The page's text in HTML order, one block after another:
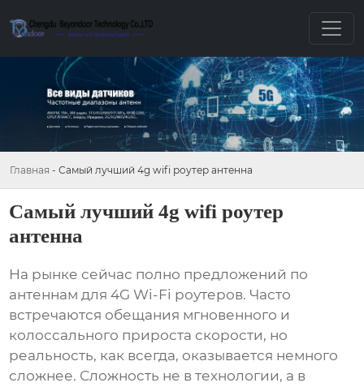
Главная - Самый лучший 4g wifi роутер антенна
Самый лучший 4g wifi роутер
антенна
На рынке сейчас полно предложений по
антеннам для4G Wi-Fi роутеров. Часто
встречаются обещания мгновенного и
колоссального прироста скорости, но
реальность, как всегда, оказывается немного
сложнее. Сложность не в технологии, а в